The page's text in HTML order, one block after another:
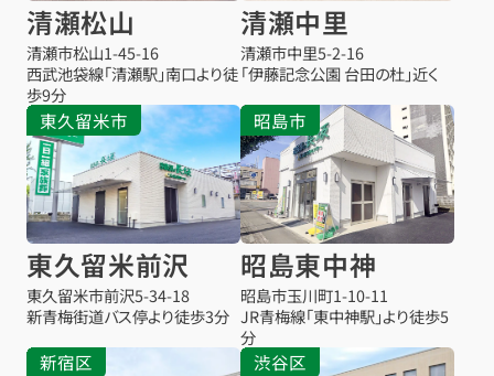
清瀬松山
清瀬市松山1-45-16
西武池袋線「清瀬駅」南口より徒
歩9分
清瀬中里
清瀬市中里5-2-16
「伊藤記念公園 台田の杜」近く
東久留米市
東久留米前沢
東久留米市前沢5-34-18
新青梅街道バス停より徒歩3分
昭島市
昭島東中神
昭島市玉川町1-10-11
JR青梅線「東中神駅」より徒歩5
分
新宿区 渋谷区